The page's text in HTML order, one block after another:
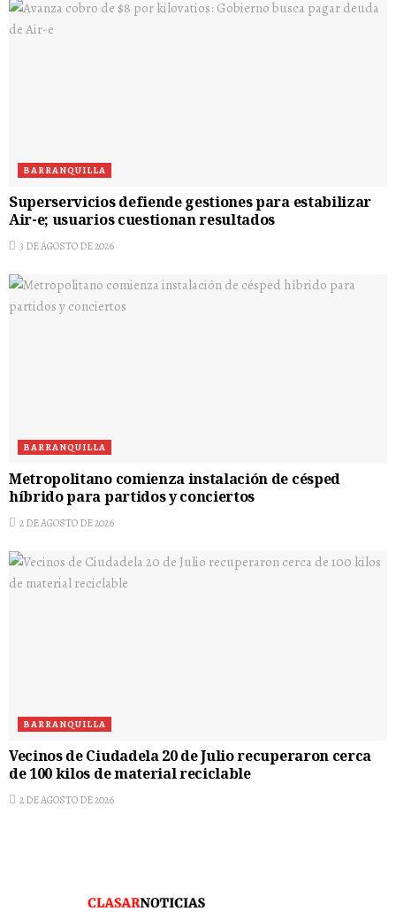
BARRANQUILLA
Superservicios defiende gestiones para estabilizar
Air-e; usuarios cuestionan resultados
3 DE AGOSTO DE 2026
BARRANQUILLA
Metropolitano comienza instalación de césped
híbrido para partidos y conciertos
2 DE AGOSTO DE 2026
BARRANQUILLA
Vecinos de Ciudadela 20 de Julio recuperaron cerca
de 100 kilos de material reciclable
2 DE AGOSTO DE 2026